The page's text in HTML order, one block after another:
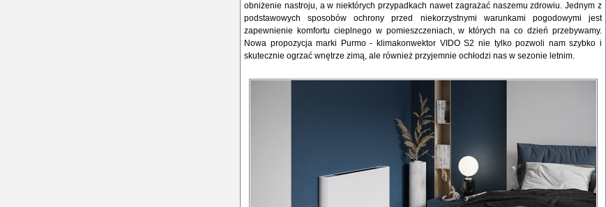
obniżenie nastroju, a w niektórych przypadkach nawet zagrażać naszemu zdrowiu. Jednym z
podstawowych sposobów ochrony przed niekorzystnymi warunkami pogodowymi jest
zapewnienie komfortu cieplnego w pomieszczeniach, w których na co dzień przebywamy.
Nowa propozycja marki Purmo - klimakonwektor VIDO S2 nie tylko pozwoli nam szybko i
skutecznie ogrzać wnętrze zimą, ale również przyjemnie ochłodzi nas w sezonie letnim.